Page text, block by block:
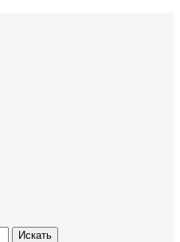
Искать